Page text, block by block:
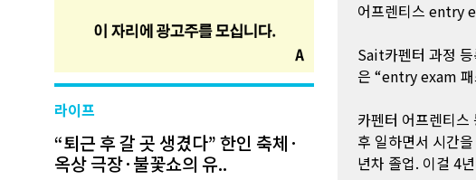
라이프
“퇴근 후 갈 곳 생겼다” 한인 축체·
옥상 극장·불꽃쇼의 유..
어프렌티스 entry
Sait카펜터 과정
은 “entry exam
카펜터 어프렌티
후 일하면서 시간
년차 졸업. 이걸 4